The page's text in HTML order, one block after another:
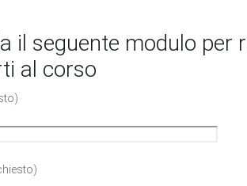
il seguente modulo per
al corso